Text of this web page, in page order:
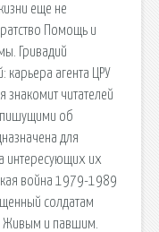
еще не
Помощь и
Гривадий
карьера агента ЦРУ
знакомит читателей
пишущими об
для
интересующих их
война 1979-1989
солдатам
Живым и павшим.